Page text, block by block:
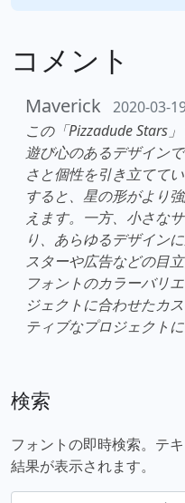
コメント
Maverick 2020-03-
この「Pizzadude Stars
遊び心のあるデザイン
さと個性を引き立てて
すると、星の形がより
えます。一方、小さな
り、あらゆるデザイン
スターや広告などの目
フォントのカラーバリ
ジェクトに合わせたカ
ティブなプロジェクト
検索
フォントの即時検索。テ
結果が表示されます。